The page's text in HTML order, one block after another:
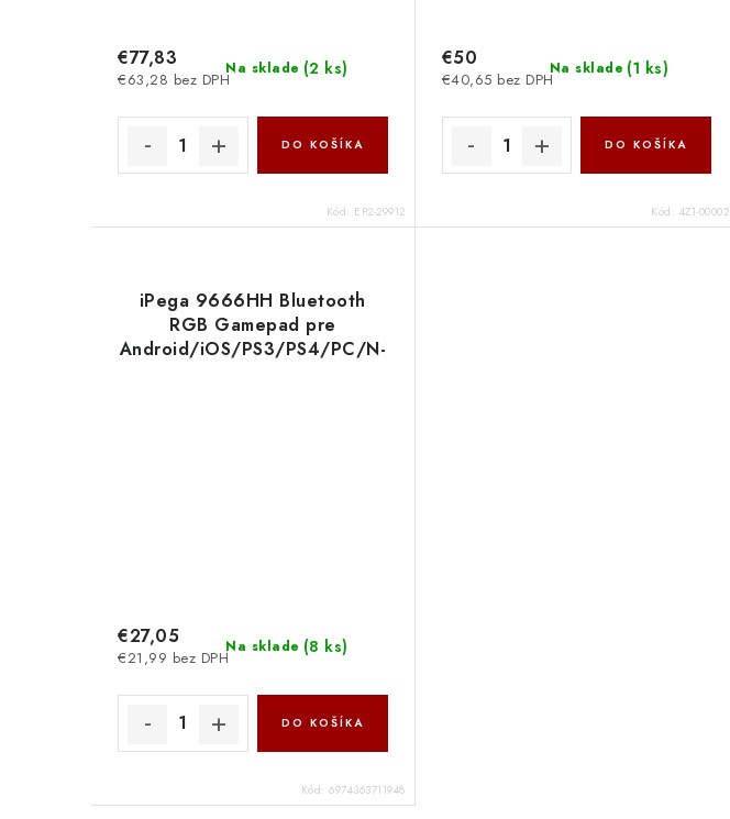
Na sklade (2 ks)
€63,28 bez DPH
€77,83
DO KOŠÍKA
Kód: EP2-29912
Na sklade (1 ks)
€40,65 bez DPH
€50
DO KOŠÍKA
Kód: 4Z1-00002
iPega 9666HH Bluetooth
RGB Gamepad pre
Android/iOS/PS3/PS4/PC/N-
Na sklade (8 ks)
€21,99 bez DPH
€27,05
DO KOŠÍKA
Kód: 6974363711948